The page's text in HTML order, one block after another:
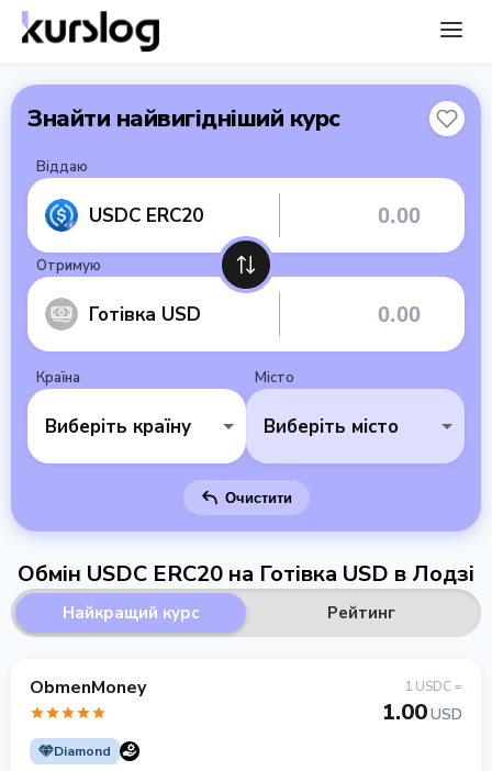
Знайти найвигідніший курс
Віддаю
USDC ERC20
Отримую
Готівка USD
Країна
Виберіть країну
Місто
Виберіть місто
Очистити
Обмін USDC ERC20 на Готівка USD в Лодзі
Найкращий курс Рейтинг
ObmenMoney
Diamond
1 USDC =
1.00USD